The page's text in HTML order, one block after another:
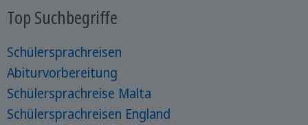
Top Suchbegriffe
Schülersprachreisen
Abiturvorbereitung
Schülersprachreise Malta
Schülersprachreisen England